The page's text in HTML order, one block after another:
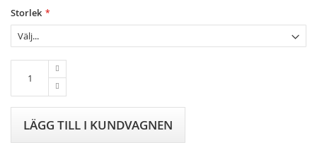
of
the
images
gallery
Storlek
LÄGG TILL I KUNDVAGNEN